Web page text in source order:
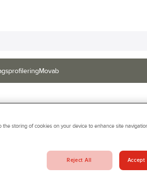
Movab
ACTIVEWEAR
SVETSMÖSSA
Artikelnr: 985537
the storing of cookies on your device to enhance site
Reject All Accept